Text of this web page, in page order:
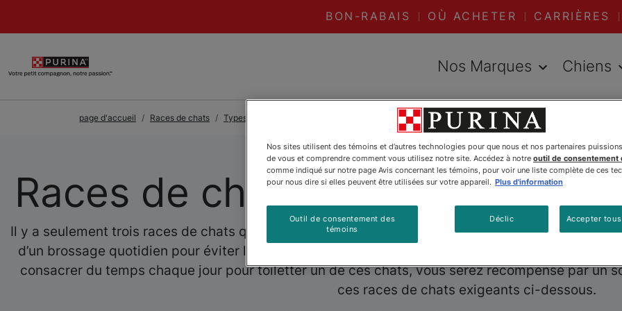
BON-RABAIS OÙ ACHETER CARRIÈRES
Nos Marques Chiens
page d'accueil Races de chats Types de races de chat Races de chats exigeant un toilettage quotidien
Races de chats exigeant un
Il y a seulement trois races de chats qui ont besoin d’un toilettage quotidien: le birman,
d’un brossage quotidien pour éviter les noeuds et les poils entremêlés, enlever la saleté et les
consacrer du temps chaque jour pour toiletter un de ces chats, vous serez récompensé par un
ces races de chats exigeants ci-dessous.
Nos sites utilisent des témoins et d’autres technologies pour que nous et nos partenaires
de vous et comprendre comment vous utilisez notre site. Accédez à notre outil de consentement
comme indiqué sur notre page Avis concernant les témoins, pour voir une liste complète de ces
pour nous dire si elles peuvent être utilisées sur votre appareil. Plus d'information
Déclic Accepter
Outil de consentement des
témoins